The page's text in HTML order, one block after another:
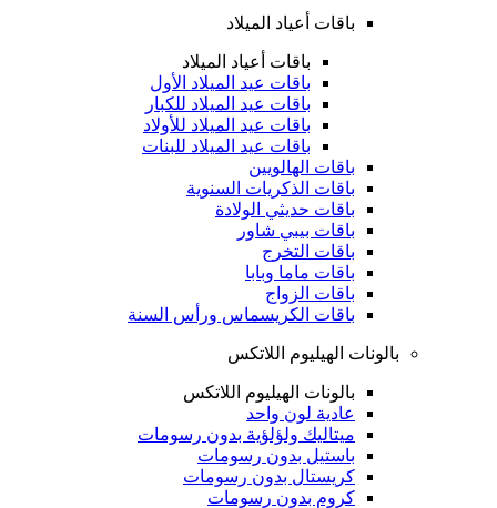
باقات أعياد الميلاد
باقات أعياد الميلاد
باقات عيد الميلاد الأول
باقات عيد الميلاد للكبار
باقات عيد الميلاد للأولاد
باقات عيد الميلاد للبنات
باقات الهالويين
باقات الذكريات السنوية
باقات حديثي الولادة
باقات بيبي شاور
باقات التخرج
باقات ماما وبابا
باقات الزواج
باقات الكريسماس ورأس السنة
بالونات الهيليوم اللاتكس
بالونات الهيليوم اللاتكس
عادية لون واحد
ميتاليك ولؤلؤية بدون رسومات
باستيل بدون رسومات
كريستال بدون رسومات
كروم بدون رسومات